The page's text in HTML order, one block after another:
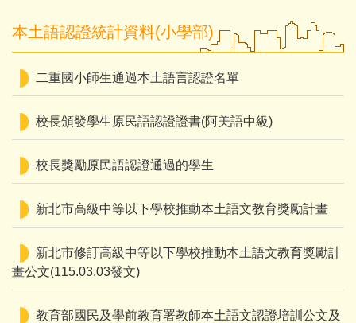
本土語認證統計資料(小學部)
二重國小師生通過本土語言認證名單
校長頒發學生原民語認證證書(阿美語中級)
校長獎勵原民語認證通過的學生
新北市高級中等以下學校推動本土語文教育獎勵計畫
新北市修訂高級中等以下學校推動本土語文教育獎勵計
畫公文(115.03.03發文)
教育部國民及學前教育署教師本土語文認證培訓公文及